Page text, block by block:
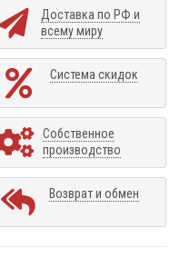
Доставка по РФ и
всему миру
Система скидок
Собственное
производство
Возврат и обмен